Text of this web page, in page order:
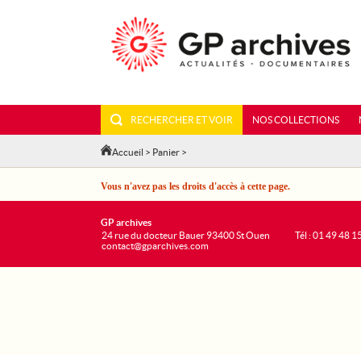
RECHERCHER ET VOIR NOS COLLECTIONS
Accueil > Panier >
Vous n'avez pas les droits d'accès à cette page.
GP archives
24 rue du docteur Bauer 93400 St Ouen
contact@gparchives.com
Tél : 01 49 48